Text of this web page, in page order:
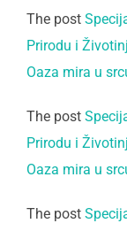
The post
Prirodu i
Oaza mira u
The post
Prirodu i
Oaza mira u
The post